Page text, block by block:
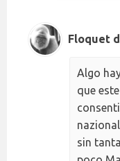
Floquet
Algo
que
sin